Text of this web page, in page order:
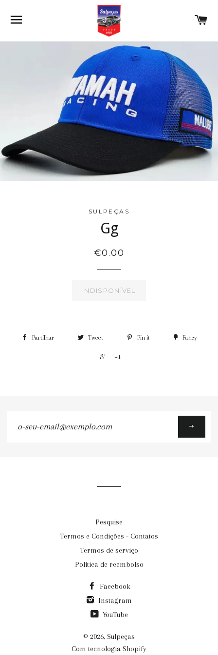
SULPEÇAS
Gg
€0.00
INDISPONÍVEL
Partilhar Tweet Pin it Fancy
+1
Pesquise
Termos e Condições - Contatos
Termos de serviço
Política de reembolso
Facebook
Instagram
YouTube
© 2026, Sulpeças
Com tecnologia Shopify